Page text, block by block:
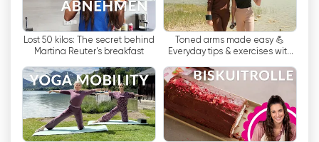
4 жовтня 2005 року був запущений другий
канал, HSE24 Digital, який з лютого 2009 року
по 12 січня 2021 року називався HSE24 Extra, а
зараз відомий як "HSE Extra". Цей канал
повторює частини регулярної програми HSE і
пропонує глядачам можливість ще раз
ознайомитися з продукцією та, за необхідності,
зробити замовлення.
Lost 50 kilos: The secret behind
Martina Reuter's breakfast
Toned arms made easy 💪
Everyday tips & exercises with